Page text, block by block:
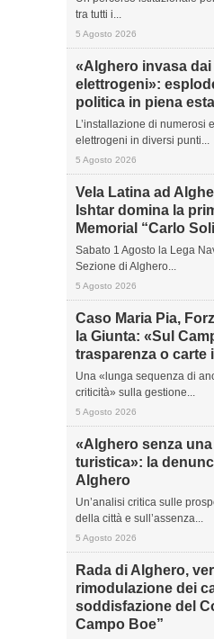
tra tutti i...
5 Agosto 2026
«Alghero invasa
elettrogeni»:
politica in piena
L’installazione di numerosi
elettrogeni in diversi punti...
5 Agosto 2026
Vela Latina ad
Ishtar domina la
Memorial “Carlo
Sabato 1 Agosto la Lega
Sezione di Alghero...
5 Agosto 2026
Caso Maria Pia,
la Giunta: «Sul
trasparenza o carte
Una «lunga sequenza di
criticità» sulla gestione...
5 Agosto 2026
«Alghero senza
turistica»: la
Alghero
Un’analisi critica sulle
della città e sull’assenza...
5 Agosto 2026
Rada di Alghero,
rimodulazione dei
soddisfazione del
Campo Boe”